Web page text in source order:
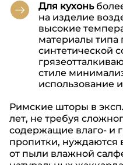
Для кухонь
на изделие
высокие
материалы типа
синтетической
стиле
использование
Римские шторы в
лет, не требуя
содержащие влаго- и
пропитки, нуждаются
от пыли влажной